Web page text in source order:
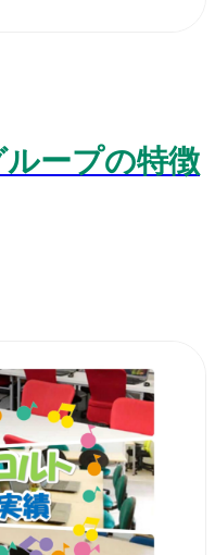
ープの特徴